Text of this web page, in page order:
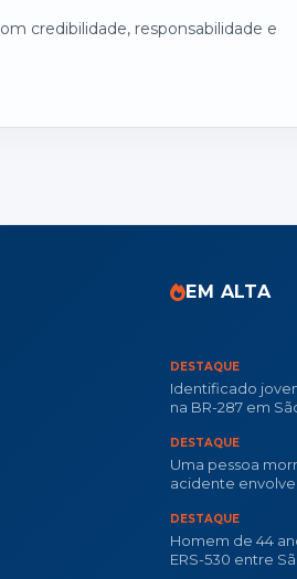
credibilidade, responsabilidade e
EM ALTA
DESTAQUE
Identificado
na BR-287 em
DESTAQUE
Uma pessoa
acidente
DESTAQUE
Homem de 44
ERS-530 entre